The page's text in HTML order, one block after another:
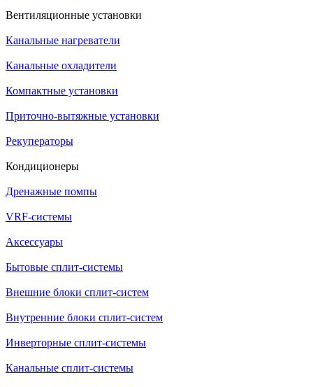
Вентиляционные установки
Канальные нагреватели
Канальные охладители
Компактные установки
Приточно-вытяжные установки
Рекуператоры
Кондиционеры
Дренажные помпы
VRF-системы
Аксессуары
Бытовые сплит-системы
Внешние блоки сплит-систем
Внутренние блоки сплит-систем
Инверторные сплит-системы
Канальные сплит-системы